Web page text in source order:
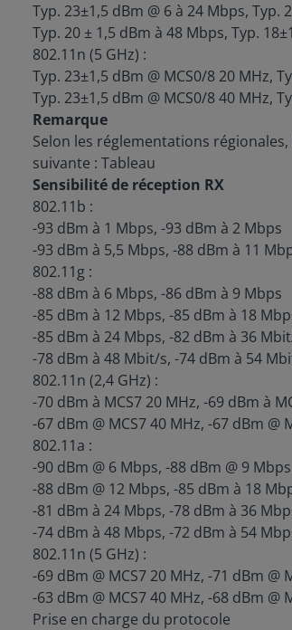
Typ. 23±1,5 dBm @ 6 à 24 Mbps, Typ.
Typ. 20 ± 1,5 dBm à 48 Mbps, Typ.
802.11n (5 GHz) :
Typ. 23±1,5 dBm @ MCS0/8 20 MHz,
Typ. 23±1,5 dBm @ MCS0/8 40 MHz,
Remarque
Selon les réglementations
suivante : Tableau
Sensibilité de réception RX
802.11b :
-93 dBm à 1 Mbps, -93 dBm à 2 Mbps
-93 dBm à 5,5 Mbps, -88 dBm à 11
802.11g :
-88 dBm à 6 Mbps, -86 dBm à 9 Mbps
-85 dBm à 12 Mbps, -85 dBm à 18
-85 dBm à 24 Mbps, -82 dBm à 36
-78 dBm à 48 Mbit/s, -74 dBm à 54
802.11n (2,4 GHz) :
-70 dBm à MCS7 20 MHz, -69 dBm à
-67 dBm @ MCS7 40 MHz, -67 dBm @
802.11a :
-90 dBm @ 6 Mbps, -88 dBm @ 9 Mbps
-88 dBm @ 12 Mbps, -85 dBm à 18
-81 dBm à 24 Mbps, -78 dBm à 36
-74 dBm à 48 Mbps, -72 dBm à 54
802.11n (5 GHz) :
-69 dBm @ MCS7 20 MHz, -71 dBm @
-63 dBm @ MCS7 40 MHz, -68 dBm @
Prise en charge du protocole